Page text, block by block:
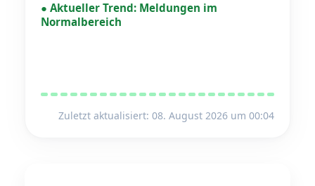
● Aktueller Trend: Meldungen im
Normalbereich
Zuletzt aktualisiert: 08. August 2026 um 00:04